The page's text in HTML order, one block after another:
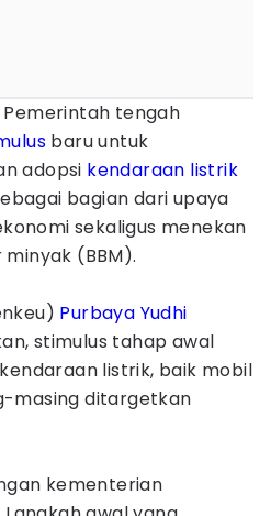
tengah
baru untuk
adopsi kendaraan listrik
bagian dari upaya
sekaligus menekan
(BBM).
Purbaya Yudhi
stimulus tahap awal
listrik, baik mobil
masing ditargetkan
kementerian